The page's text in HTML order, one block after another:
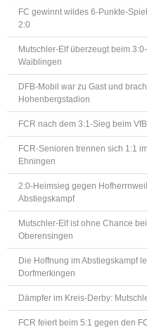
FC gewinnt wildes 6-Punkte-
2:0
Mutschler-Elf überzeugt beim
Waiblingen
DFB-Mobil war zu Gast und
Hohenbergstadion
FCR nach dem 3:1-Sieg beim
FCR-Senioren trennen sich 1:1
Ehningen
2:0-Heimsieg gegen
Abstiegskampf
Mutschler-Elf ist ohne Chance
Oberensingen
Die Hoffnung im Abstiegskampf
Dorfmerkingen
Dämpfer im Kreis-Derby:
FCR feiert beim 5:1 gegen den